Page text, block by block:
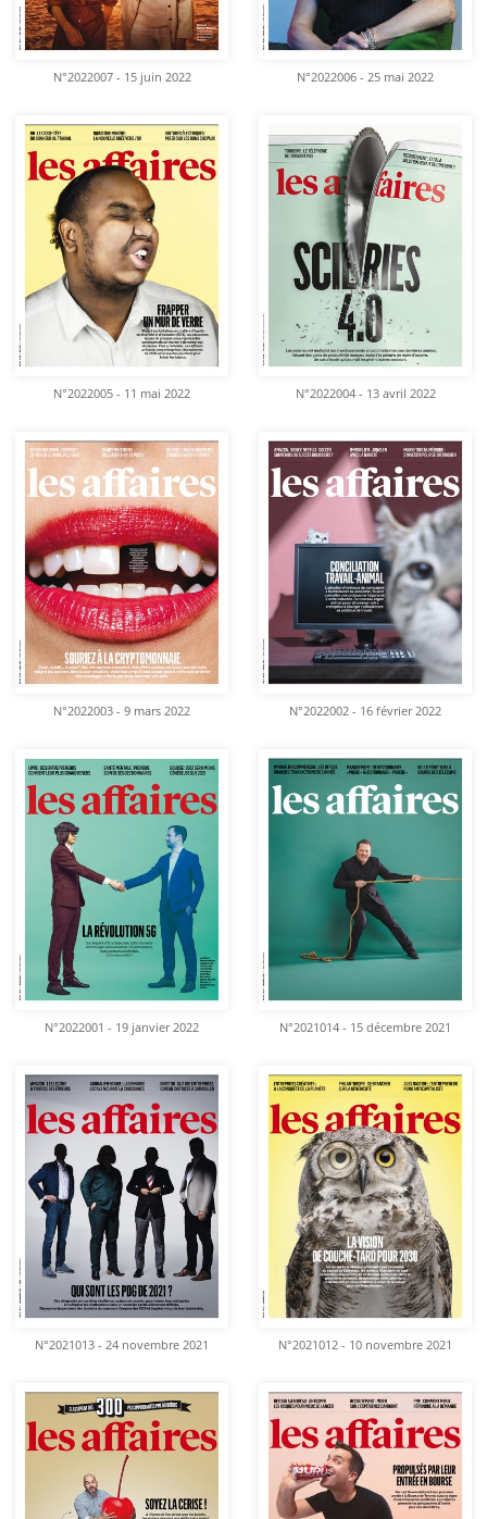
N°2022007 - 15 juin 2022 N°2022006 - 25 mai 2022
N°2022005 - 11 mai 2022 N°2022004 - 13 avril 2022
N°2022003 - 9 mars 2022 N°2022002 - 16 février 2022
N°2022001 - 19 janvier 2022 N°2021014 - 15 décembre 2021
N°2021013 - 24 novembre 2021 N°2021012 - 10 novembre 2021